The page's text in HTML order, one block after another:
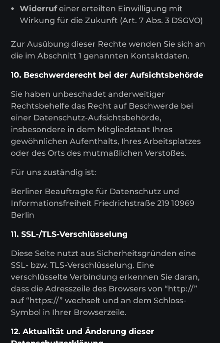
Widerrufeiner erteilten Einwilligung mit
Wirkung für die Zukunft (Art. 7 Abs. 3 DSGVO)
Zur Ausübung dieser Rechte wenden Sie sich an
die im Abschnitt 1 genannten Kontaktdaten.
10. Beschwerderecht bei der Aufsichtsbehörde
Sie haben unbeschadet anderweitiger
Rechtsbehelfe das Recht auf Beschwerde bei
einer Datenschutz-Aufsichtsbehörde,
insbesondere in dem Mitgliedstaat Ihres
gewöhnlichen Aufenthalts, Ihres Arbeitsplatzes
oder des Orts des mutmaßlichen Verstoßes.
Für uns zuständig ist:
Berliner Beauftragte für Datenschutz und
Informationsfreiheit Friedrichstraße 219 10969
Berlin
11. SSL-/TLS-Verschlüsselung
Diese Seite nutzt aus Sicherheitsgründen eine
SSL- bzw. TLS-Verschlüsselung. Eine
verschlüsselte Verbindung erkennen Sie daran,
dass die Adresszeile des Browsers von “http://”
auf “https://” wechselt und an dem Schloss-
Symbol in Ihrer Browserzeile.
12. Aktualität und Änderung dieser